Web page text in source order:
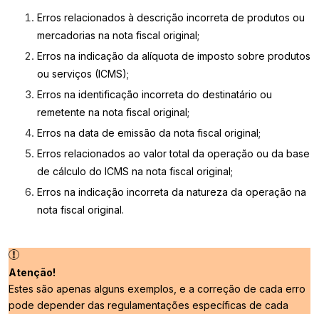
Erros relacionados à descrição incorreta de produtos ou
mercadorias na nota fiscal original;
Erros na indicação da alíquota de imposto sobre produtos
ou serviços (ICMS);
Erros na identificação incorreta do destinatário ou
remetente na nota fiscal original;
Erros na data de emissão da nota fiscal original;
Erros relacionados ao valor total da operação ou da base
de cálculo do ICMS na nota fiscal original;
Erros na indicação incorreta da natureza da operação na
nota fiscal original.
Atenção!
Estes são apenas alguns exemplos, e a correção de cada erro
pode depender das regulamentações específicas de cada